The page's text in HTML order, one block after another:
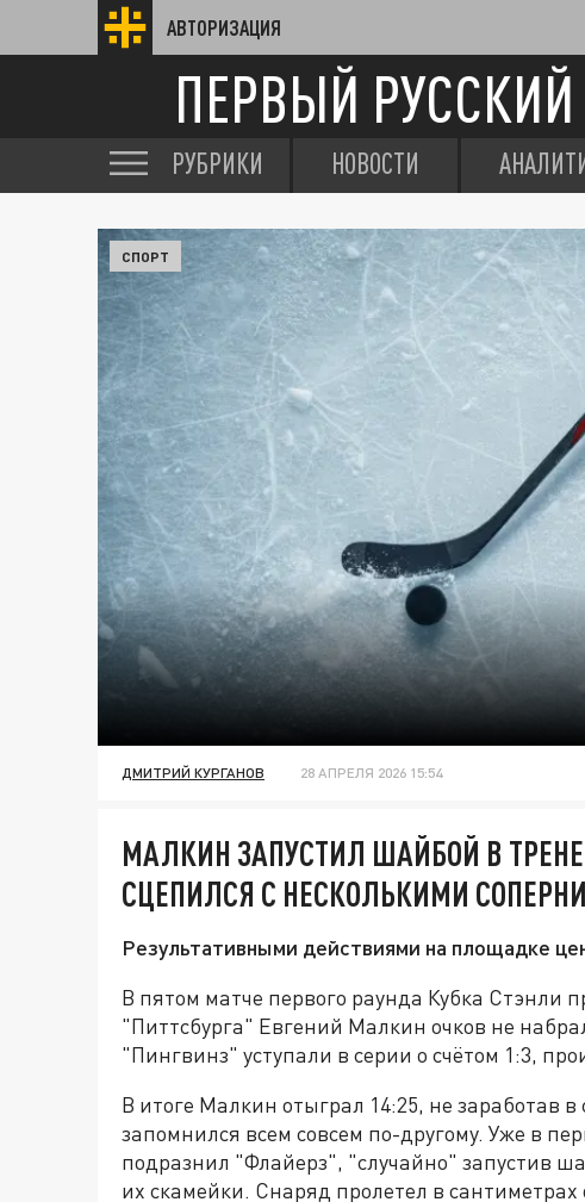
АВТОРИЗАЦИЯ
ПЕРВЫЙ РУССКИЙ
РУБРИКИ НОВОСТИ
СПОРТ
ДМИТРИЙ КУРГАНОВ 28 АПРЕЛЯ 2026 15:54
МАЛКИН ЗАПУСТИЛ ШАЙБОЙ В
СЦЕПИЛСЯ С НЕСКОЛЬКИМИ
Результативными действиями на площадке
В пятом матче первого раунда Кубка Стэнли
"Питтсбурга" Евгений Малкин очков не
"Пингвинз" уступали в серии о счётом 1:3,
В итоге Малкин отыграл 14:25, не заработав в
запомнился всем совсем по-другому. Уже в
подразнил "Флайерз", "случайно" запустив
их скамейки. Снаряд пролетел в сантиметрах